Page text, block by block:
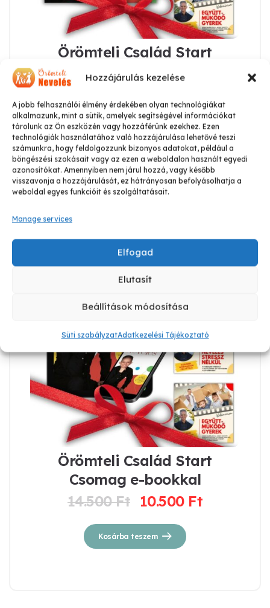
Hozzájárulás kezelése
A jobb felhasználói élmény érdekében olyan technológiákat
alkalmazunk, mint a sütik, amelyek segítségével információkat
tárolunk az Ön eszközén vagy hozzáférünk ezekhez. Ezen
technológiák használatához való hozzájárulása lehetővé teszi
számunkra, hogy feldolgozzunk bizonyos adatokat, például a
böngészési szokásait vagy az ezen a weboldalon használt egyedi
azonosítókat. Amennyiben nem járul hozzá, vagy később
visszavonja a hozzájárulását, ez hátrányosan befolyásolhatja a
weboldal egyes funkcióit és szolgáltatásait.
Manage services
Elfogad
Elutasít
Beállítások módosítása
Süti szabályzatAdatkezelési Tájékoztató
Örömteli Család Start
Csomag
14.850
price
was:
14.850 Ft.
price
is:
10.850 Ft.
Kosárba teszem
Örömteli Család Start
Csomag e-bookkal
14.500Ft
Original
was:
14.500 Ft.
10.500 Ft
Kosárba teszem